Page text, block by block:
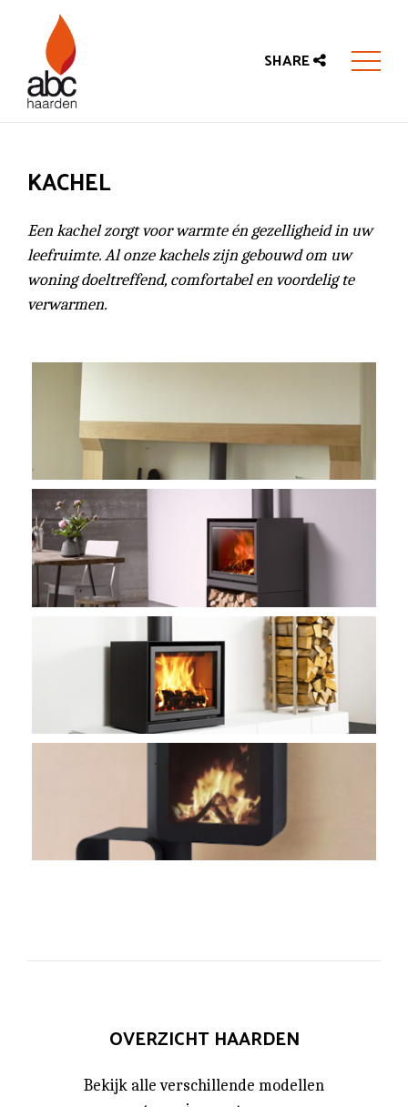
SHARE
KACHEL
Een kachel zorgt voor warmte én gezelligheid in uw
leefruimte. Al onze kachels zijn gebouwd om uw
woning doeltreffend, comfortabel en voordelig te
verwarmen.
OVERZICHT HAARDEN
Bekijk alle verschillende modellen